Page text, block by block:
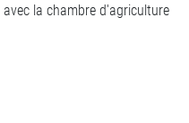
la chambre d'agriculture